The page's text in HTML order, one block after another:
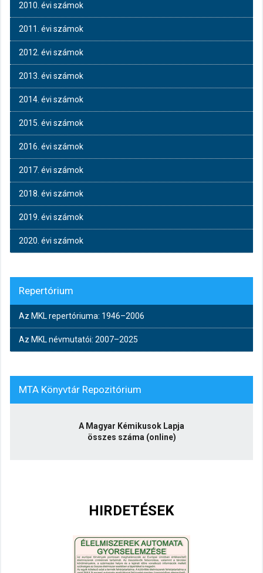
2010. évi számok
2011. évi számok
2012. évi számok
2013. évi számok
2014. évi számok
2015. évi számok
2016. évi számok
2017. évi számok
2018. évi számok
2019. évi számok
2020. évi számok
Repertórium
Az MKL repertóriuma: 1946–2006
Az MKL névmutatói: 2007–2025
MTA Könyvtár Repozitórium
A Magyar Kémikusok Lapja
összes száma (online)
HIRDETÉSEK